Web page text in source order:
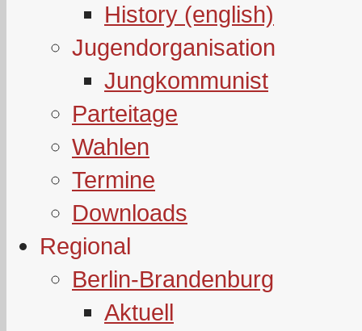
History (english)
Jugendorganisation
Jungkommunist
Parteitage
Wahlen
Termine
Downloads
Regional
Berlin-Brandenburg
Aktuell